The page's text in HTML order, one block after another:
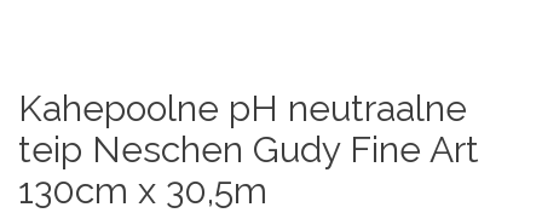
Kahepoolne pH neutraalne
teip Neschen Gudy Fine Art
130cm x 30,5m